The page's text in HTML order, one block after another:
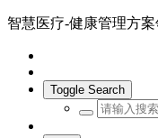
智慧医疗-健康管理方
Toggle Search